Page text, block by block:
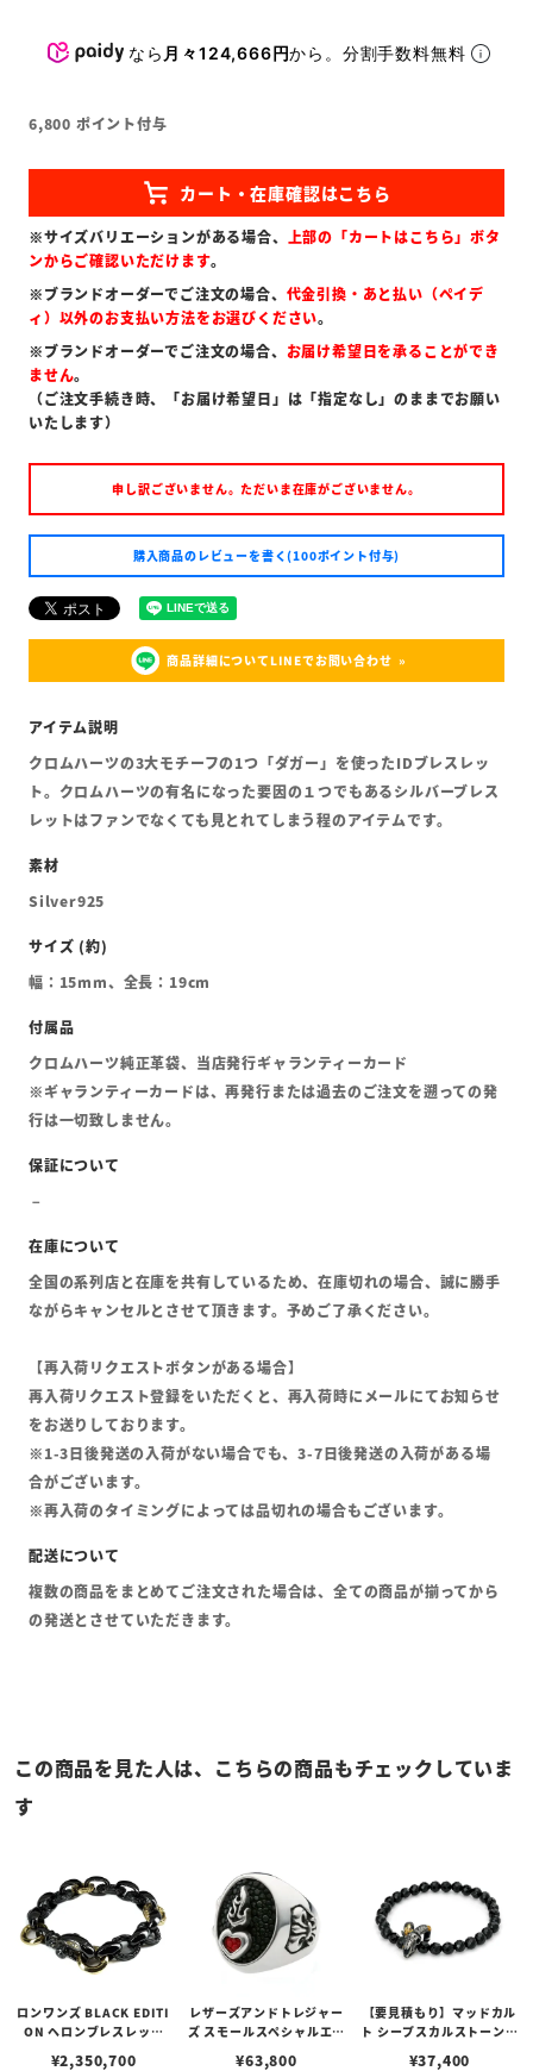
なら 月々124,666円から。分割手数料無料
6,800 ポイント付与
※サイズバリエーションがある場合、 上部の「カートはこちら」ボタ
ンからご確認いただけます。
※ブランドオーダーでご注文の場合、 代金引換・あと払い（ペイデ
ィ）以外のお支払い方法をお選びください。
※ブランドオーダーでご注文の場合、 お届け希望日を承ることができ
ません。
（ご注文手続き時、「お届け希望日」は「指定なし」のままでお願い
いたします）
申し訳ございません。ただいま在庫がございません。
購入商品のレビューを書く(100ポイント付与)
商品詳細についてLINEでお問い合わせ
クロムハーツの3大モチーフの1つ「ダガー」を使ったIDブレスレッ
ト。クロムハーツの有名になった要因の１つでもあるシルバーブレス
レットはファンでなくても見とれてしまう程のアイテムです。
Silver925
幅：15mm、全長：19cm
クロムハーツ純正革袋、当店発行ギャランティーカード
※ギャランティーカードは、再発行または過去のご注文を遡っての発
行は一切致しません。
全国の系列店と在庫を共有しているため、在庫切れの場合、誠に勝手
ながらキャンセルとさせて頂きます。予めご了承ください。
【再入荷リクエストボタンがある場合】
再入荷リクエスト登録をいただくと、再入荷時にメールにてお知らせ
をお送りしております。
※1-3日後発送の入荷がない場合でも、3-7日後発送の入荷がある場
合がございます。
※再入荷のタイミングによっては品切れの場合もございます。
複数の商品をまとめてご注文された場合は、全ての商品が揃ってから
の発送とさせていただきます。
この商品を見た人は、こちらの商品もチェックしていま
す
ロンワンズ BLACK EDITI
ON ヘロンブレスレット
¥2,350,700
レザーズアンドトレジャー
ズ スモールスペシャルエデ
¥63,800
【要見積もり】マッドカル
ト シープスカルストーンブ
¥37,400